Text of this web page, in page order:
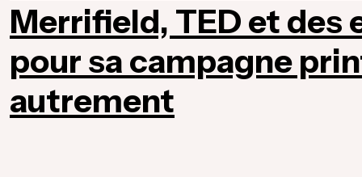
Merrifield, TED et des
pour sa campagne
autrement